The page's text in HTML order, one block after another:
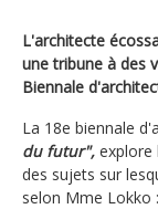
L'architecte
une tribune à des
Biennale
La 18e biennale
du futur", explore
des sujets sur
selon Mme Lokko :